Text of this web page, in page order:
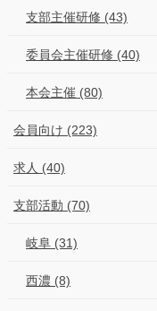
支部主催研修 (43)
委員会主催研修 (40)
本会主催 (80)
会員向け (223)
求人 (40)
支部活動 (70)
岐阜 (31)
西濃 (8)